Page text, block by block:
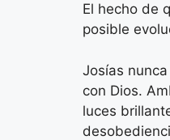
El hecho de
posible
Josías
con Dios.
luces